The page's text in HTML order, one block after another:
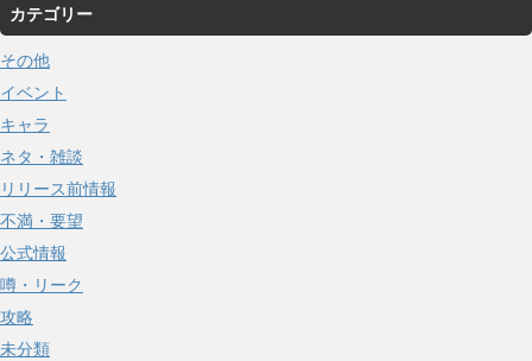
カテゴリー
その他
イベント
キャラ
ネタ・雑談
リリース前情報
不満・要望
公式情報
噂・リーク
攻略
未分類